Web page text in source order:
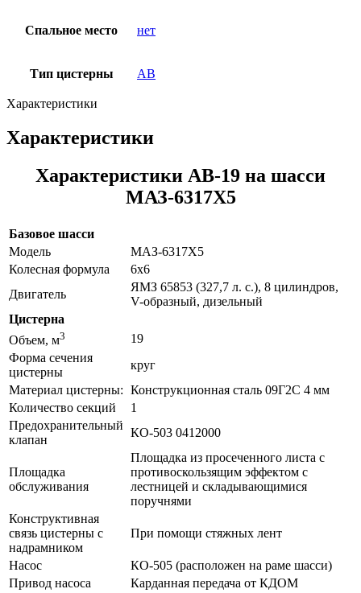
Спальное место нет
Тип цистерны АВ
Характеристики
Характеристики
Характеристики АВ-19 на шасси
МАЗ-6317Х5
Базовое шасси
Модель
МАЗ-6317Х5
Колесная формула
6х6
Двигатель
ЯМЗ 65853 (327,7 л. с.), 8 цилиндров,
V-образный, дизельный
Цистерна
Объем, м3
19
Форма сечения
цистерны
круг
Материал цистерны: Конструкционная сталь 09Г2С 4 мм
Количество секций
1
Предохранительный
клапан
КО-503 0412000
Площадка
обслуживания
Площадка из просеченного листа с
противоскользящим эффектом с
лестницей и складывающимися
поручнями
Конструктивная
связь цистерны с
надрамником
При помощи стяжных лент
Насос
КО-505 (расположен на раме шасси)
Привод насоса
Карданная передача от КДОМ